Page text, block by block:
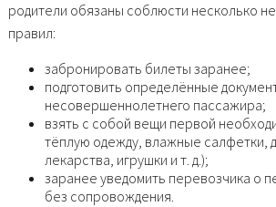
родители обязаны соблюсти несколько
правил:
забронировать билеты заранее;
подготовить определённые
несовершеннолетнего пассажира;
взять с собой вещи первой
тёплую одежду, влажные салфетки,
лекарства, игрушки и т. д.);
заранее уведомить перевозчика о
без сопровождения.